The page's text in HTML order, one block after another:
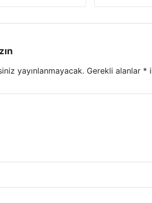
yayınlanmayacak. Gerekli alanlar *